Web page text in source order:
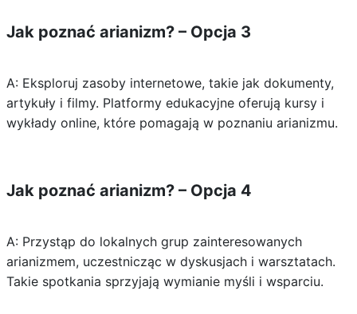
Jak poznać arianizm? – Opcja 3
A: Eksploruj zasoby internetowe, takie jak dokumenty,
artykuły i filmy. Platformy edukacyjne oferują kursy i
wykłady online, które pomagają w poznaniu arianizmu.
Jak poznać arianizm? – Opcja 4
A: Przystąp do lokalnych grup zainteresowanych
arianizmem, uczestnicząc w dyskusjach i warsztatach.
Takie spotkania sprzyjają wymianie myśli i wsparciu.